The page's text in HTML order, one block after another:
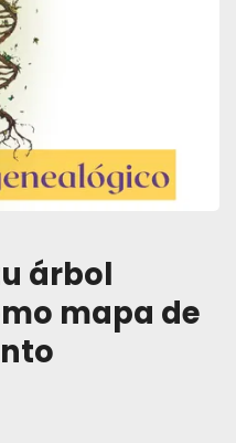
árbol
mapa de